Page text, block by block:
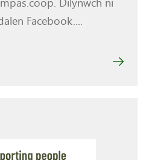
Dilynwch ni
Facebook....